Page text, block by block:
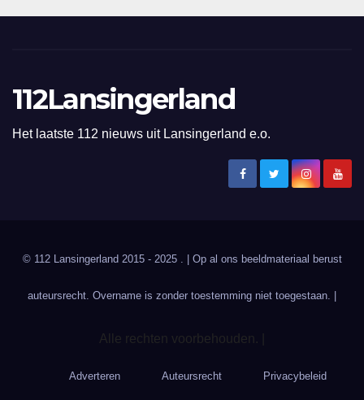
112Lansingerland
Het laatste 112 nieuws uit Lansingerland e.o.
© 112 Lansingerland 2015 - 2025 . | Op al ons beeldmateriaal berust
auteursrecht. Overname is zonder toestemming niet toegestaan. |
Alle rechten voorbehouden. |
Adverteren Auteursrecht Privacybeleid